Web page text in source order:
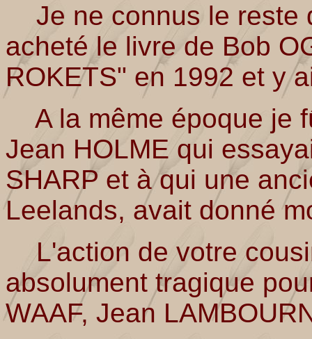
Je ne connus le reste
acheté le livre de Bob
ROKETS" en 1992 et y
A la même époque je
Jean HOLME qui
SHARP et à qui une
Leelands, avait donné
L'action de votre
absolument tragique
WAAF, Jean